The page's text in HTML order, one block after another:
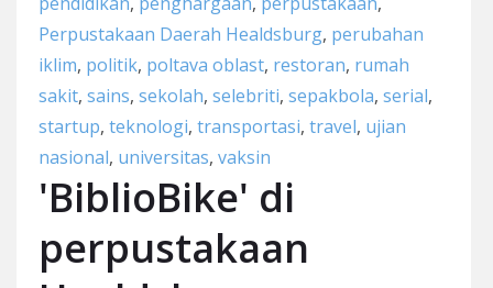
Perpustakaan Daerah Healdsburg, perubahan
iklim, politik, poltava oblast, restoran, rumah
sakit, sains, sekolah, selebriti, sepakbola, serial,
startup, teknologi, transportasi, travel, ujian
nasional, universitas, vaksin
'BiblioBike' di
perpustakaan